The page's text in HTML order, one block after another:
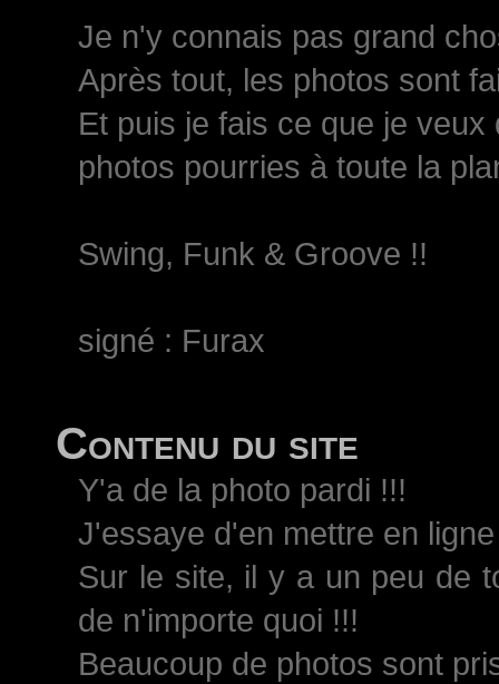
Je n'y connais pas grand
Après tout, les photos sont
Et puis je fais ce que je
photos pourries à toute la
Swing, Funk & Groove !!
signé : Furax
Contenu du site
Y'a de la photo pardi !!!
J'essaye d'en mettre en
Sur le site, il y a un peu de
de n'importe quoi !!!
Beaucoup de photos sont